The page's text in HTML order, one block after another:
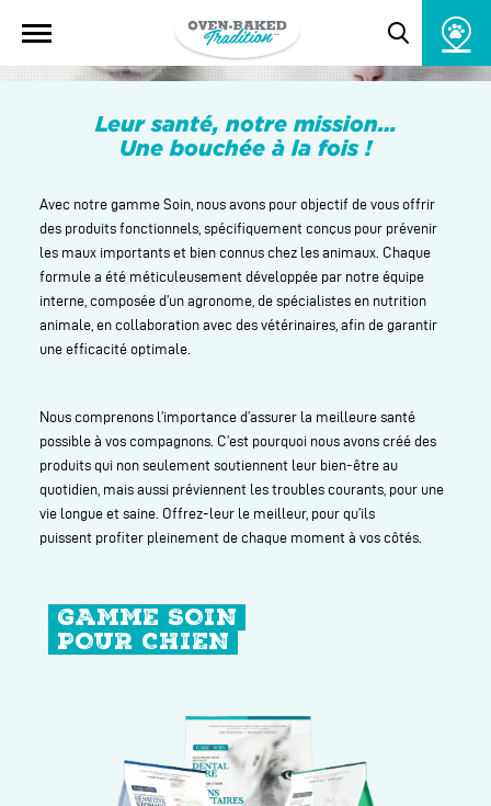
la
navigation
Toggle
search
Leur santé, notre mission…
Une bouchée à la fois !
Avec notre gamme Soin, nous avons pour objectif de vous offrir
des produits fonctionnels, spécifiquement conçus pour prévenir
les maux importants et bien connus chez les animaux. Chaque
formule a été méticuleusement développée par notre équipe
interne, composée d’un agronome, de spécialistes en nutrition
animale, en collaboration avec des vétérinaires, afin de garantir
une efficacité optimale.
Nous comprenons l’importance d’assurer la meilleure santé
possible à vos compagnons. C’est pourquoi nous avons créé des
produits qui non seulement soutiennent leur bien-être au
quotidien, mais aussi préviennent les troubles courants, pour une
vie longue et saine. Offrez-leur le meilleur, pour qu’ils
puissent profiter pleinement de chaque moment à vos côtés.
GAMME SOIN
POUR CHIEN